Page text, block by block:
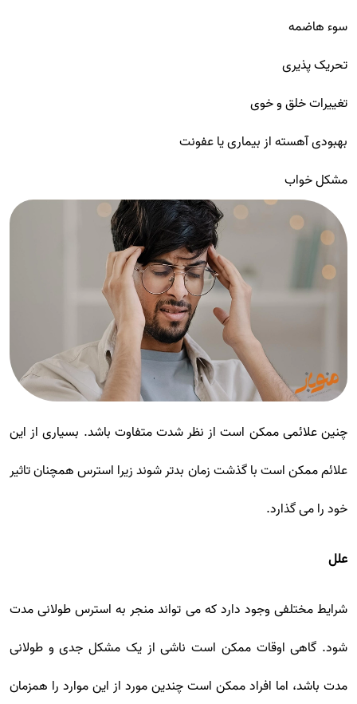
سوء هاضمه
تحریک پذیری
تغییرات خلق و خوی
بهبودی آهسته از بیماری یا عفونت
مشکل خواب
چنین علائمی ممکن است از نظر شدت متفاوت باشد. بسیاری از این
علائم ممکن است با گذشت زمان بدتر شوند زیرا استرس همچنان تاثیر
خود را می گذارد.
علل
شرایط مختلفی وجود دارد که می تواند منجر به استرس طولانی مدت
شود. گاهی اوقات ممکن است ناشی از یک مشکل جدی و طولانی
مدت باشد، اما افراد ممکن است چندین مورد از این موارد را همزمان